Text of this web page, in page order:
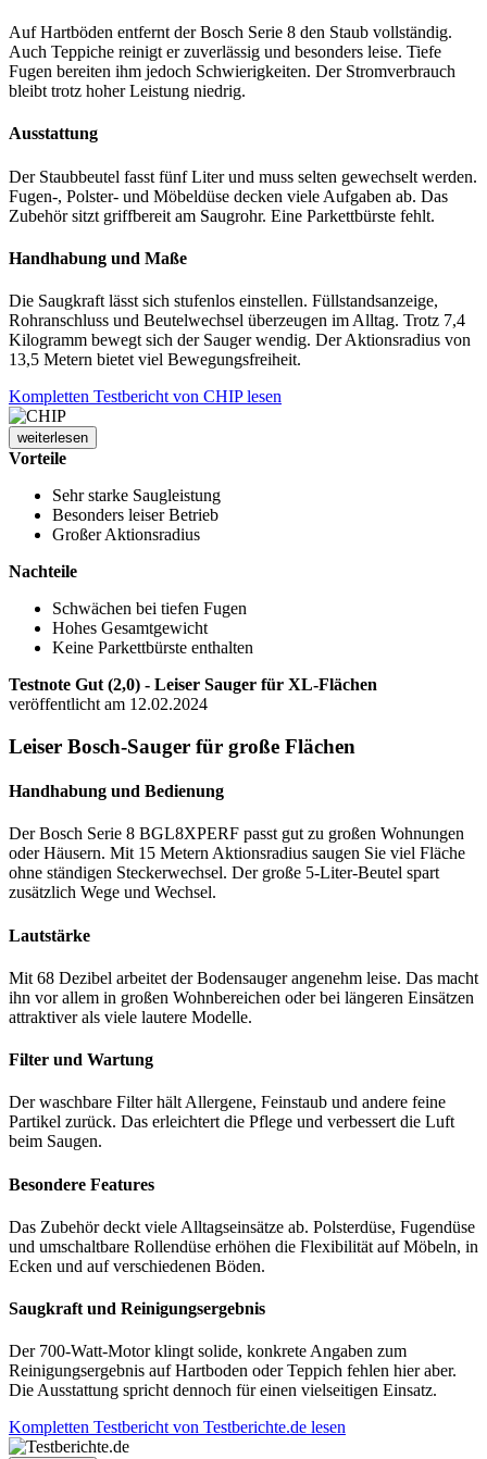
Auf Hartböden entfernt der Bosch Serie 8 den Staub vollständig.
Auch Teppiche reinigt er zuverlässig und besonders leise. Tiefe
Fugen bereiten ihm jedoch Schwierigkeiten. Der Stromverbrauch
bleibt trotz hoher Leistung niedrig.
Ausstattung
Der Staubbeutel fasst fünf Liter und muss selten gewechselt werden.
Fugen-, Polster- und Möbeldüse decken viele Aufgaben ab. Das
Zubehör sitzt griffbereit am Saugrohr. Eine Parkettbürste fehlt.
Handhabung und Maße
Die Saugkraft lässt sich stufenlos einstellen. Füllstandsanzeige,
Rohranschluss und Beutelwechsel überzeugen im Alltag. Trotz 7,4
Kilogramm bewegt sich der Sauger wendig. Der Aktionsradius von
13,5 Metern bietet viel Bewegungsfreiheit.
Kompletten Testbericht von CHIP lesen
weiterlesen
Vorteile
Sehr starke Saugleistung
Besonders leiser Betrieb
Großer Aktionsradius
Nachteile
Schwächen bei tiefen Fugen
Hohes Gesamtgewicht
Keine Parkettbürste enthalten
Testnote Gut (2,0) - Lei­ser Sau­ger für XL-​Flä­chen
veröffentlicht am 12.02.2024
Leiser Bosch-Sauger für große Flächen
Handhabung und Bedienung
Der Bosch Serie 8 BGL8XPERF passt gut zu großen Wohnungen
oder Häusern. Mit 15 Metern Aktionsradius saugen Sie viel Fläche
ohne ständigen Steckerwechsel. Der große 5-Liter-Beutel spart
zusätzlich Wege und Wechsel.
Lautstärke
Mit 68 Dezibel arbeitet der Bodensauger angenehm leise. Das macht
ihn vor allem in großen Wohnbereichen oder bei längeren Einsätzen
attraktiver als viele lautere Modelle.
Filter und Wartung
Der waschbare Filter hält Allergene, Feinstaub und andere feine
Partikel zurück. Das erleichtert die Pflege und verbessert die Luft
beim Saugen.
Besondere Features
Das Zubehör deckt viele Alltagseinsätze ab. Polsterdüse, Fugendüse
und umschaltbare Rollendüse erhöhen die Flexibilität auf Möbeln, in
Ecken und auf verschiedenen Böden.
Saugkraft und Reinigungsergebnis
Der 700-Watt-Motor klingt solide, konkrete Angaben zum
Reinigungsergebnis auf Hartboden oder Teppich fehlen hier aber.
Die Ausstattung spricht dennoch für einen vielseitigen Einsatz.
Kompletten Testbericht von Testberichte.de lesen